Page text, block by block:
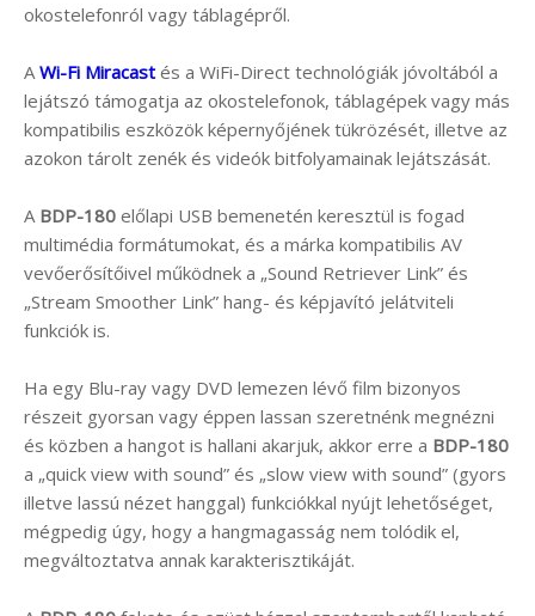
okostelefonról vagy táblagépről.
AWi-Fi Miracast és a WiFi-Direct technológiák jóvoltából a
lejátszó támogatja az okostelefonok, táblagépek vagy más
kompatibilis eszközök képernyőjének tükrözését, illetve az
azokon tárolt zenék és videók bitfolyamainak lejátszását.
A BDP-180 előlapi USB bemenetén keresztül is fogad
multimédia formátumokat, és a márka kompatibilis AV
vevőerősítőivel működnek a „Sound Retriever Link” és
„Stream Smoother Link” hang- és képjavító jelátviteli
funkciók is.
Ha egy Blu-ray vagy DVD lemezen lévő film bizonyos
részeit gyorsan vagy éppen lassan szeretnénk megnézni
és közben a hangot is hallani akarjuk, akkor erre a BDP-180
a „quick view with sound” és „slow view with sound” (gyors
illetve lassú nézet hanggal) funkciókkal nyújt lehetőséget,
mégpedig úgy, hogy a hangmagasság nem tolódik el,
megváltoztatva annak karakterisztikáját.